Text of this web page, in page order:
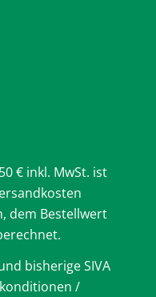
€ inkl. MwSt. ist
dem Bestellwert
bisherige SIVA
/